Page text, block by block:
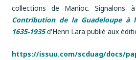
collections de Manioc. Signalons
Contribution de la Guadeloupe à
1635-1935 d'Henri Lara publié aux
https://issuu.com/scduag/docs/